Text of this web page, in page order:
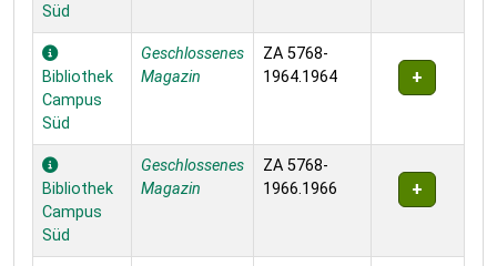
Süd
Bibliothek
Campus
Süd
Geschlossenes
Magazin
ZA 5768-
1964.1964
Bibliothek
Campus
Süd
Geschlossenes
Magazin
ZA 5768-
1966.1966